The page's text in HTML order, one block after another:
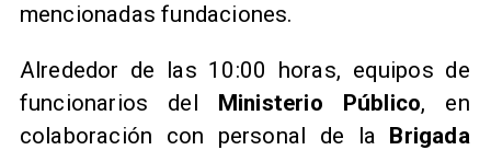
mencionadas fundaciones.
Alrededor de las 10:00 horas, equipos de
funcionarios del Ministerio Público, en
colaboración con personal de la Brigada